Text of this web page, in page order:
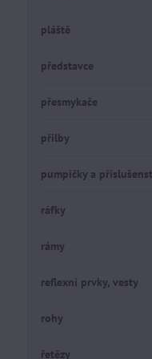
pláště
představce
přesmykače
přilby
pumpičky a
ráfky
rámy
reflexní prvky, vesty
rohy
řetězy